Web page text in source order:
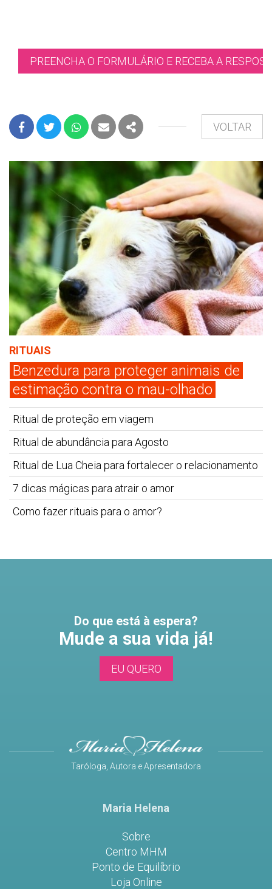
PREENCHA O FORMULÁRIO E RECEBA A
FACEBOOK
TWITTERWHATSAPP
E-MAILPARTILHAR
VOLTAR
RITUAIS
Benzedura para proteger animais de
estimação contra o mau-olhado
Ritual de proteção em viagem
Ritual de abundância para Agosto
Ritual de Lua Cheia para fortalecer o relacionamento
7 dicas mágicas para atrair o amor
Como fazer rituais para o amor?
Do que está à espera?
Mude a sua vida já!
EU QUERO
Taróloga, Autora e Apresentadora
Maria Helena
Sobre
Centro MHM
Ponto de Equilíbrio
Loja Online